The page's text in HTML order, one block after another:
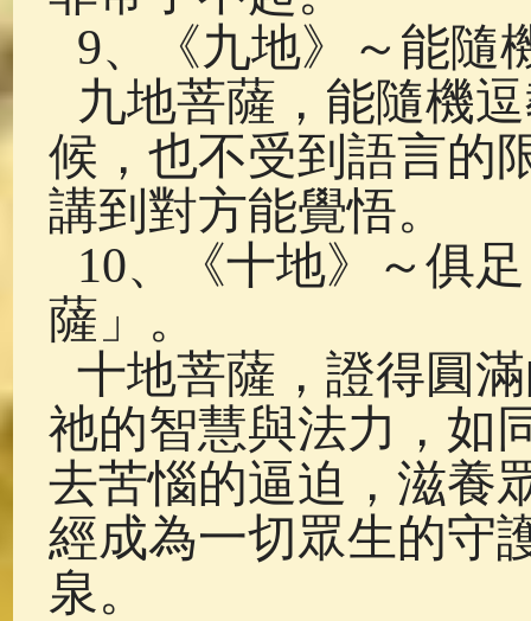
9、《九地》～能隨
九地菩薩，能隨機
候，也不受到語言的
講到對方能覺悟。
10、《十地》～俱
薩」。
十地菩薩，證得圓
祂的智慧與法力，如
去苦惱的逼迫，滋養
經成為一切眾生的守
泉。